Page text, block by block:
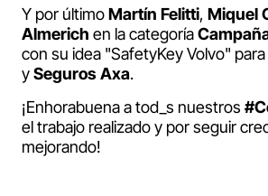
Y por últimoMartín Felitti, Miquel
Almerich en la categoría
con su idea "SafetyKey Volvo" para
ySeguros Axa.
¡Enhorabuena a tod_s nuestros
el trabajo realizado y por seguir
mejorando!